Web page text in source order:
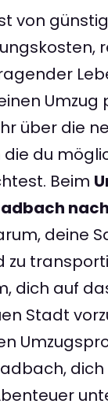
von
Umzug
über die
die du
Beim
deine
zu
dich auf
Stadt